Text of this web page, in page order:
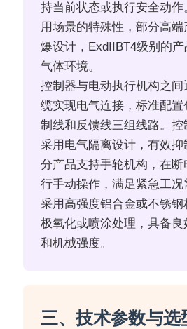
持当前状态或执行安全动
用场景的特殊性，部分高
爆设计，ExdIIBT4级别的
气体环境。
控制器与电动执行机构之
缆实现电气连接，标准配
制线和反馈线三组线路。
采用电气隔离设计，有效
分产品支持手轮机构，在
行手动操作，满足紧急工
采用高强度铝合金或不锈钢
极氧化或喷涂处理，具备
和机械强度。
三、技术参数与选